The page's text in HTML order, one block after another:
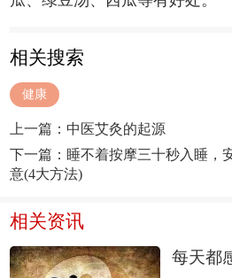
相关搜索
健康
上一篇： 中医艾灸的起源
下一篇： 睡不着按摩三十秒入睡，
意(4大方法)
相关资讯